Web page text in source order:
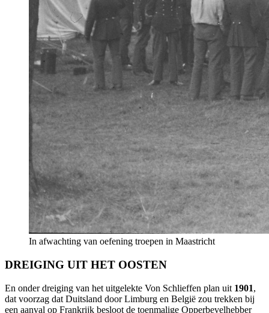
In afwachting van oefening troepen in Maastricht
DREIGING UIT HET OOSTEN
En onder dreiging van het uitgelekte Von Schlieffen plan uit 1901,
dat voorzag dat Duitsland door Limburg en België zou trekken bij
een aanval op Frankrijk besloot de toenmalige Opperbevelhebber